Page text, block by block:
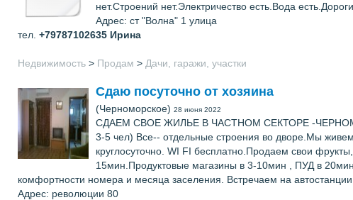
нет.Строений нет.Электричество есть.Вода
Адрес: ст "Волна" 1 улица
тел. +79787102635 Ирина
Недвижимость > Продам > Дачи, гаражи, участки
Сдаю посуточно от хозяина
(Черноморское) 28 июня 2022
СДАЕМ СВОЕ ЖИЛЬЕ В ЧАСТНОМ СЕКТОРЕ -
3-5 чел) Все-- отдельные строения во дворе.Мы
круглосуточно. WI FI бесплатно.Продаем свои
15мин.Продуктовые магазины в 3-10мин , ПУД в
комфортности номера и месяца заселения. Встречаем на
Адрес: революции 80